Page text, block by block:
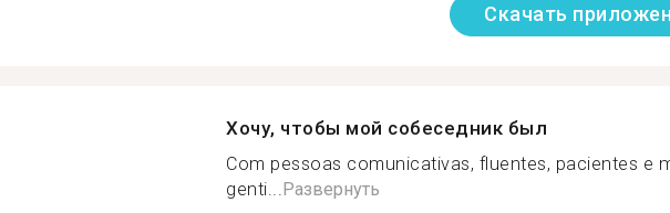
Скачать
Хочу, чтобы мой собеседник был
Com pessoas comunicativas, fluentes, pacientes e
genti...Развернуть